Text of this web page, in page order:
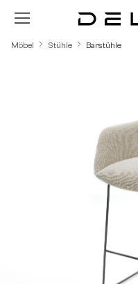
Zum Hauptinhalt springen
Möbel Stühle Barstühle